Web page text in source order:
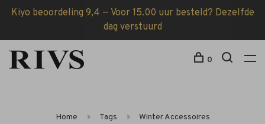
Kiyo beoordeling 9,4 — Voor 15.00 uur besteld? Dezelfde
dag verstuurd
0
Home Tags Winter Accessoires